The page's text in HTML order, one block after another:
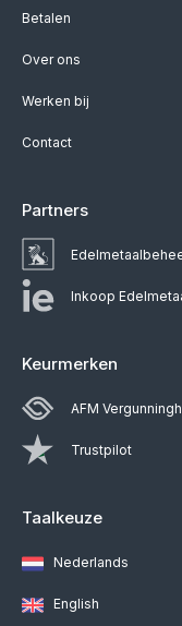
Betalen
Over ons
Werken bij
Contact
Partners
Inkoop
Keurmerken
AFM
Trustpilot
Taalkeuze
Nederlands
English